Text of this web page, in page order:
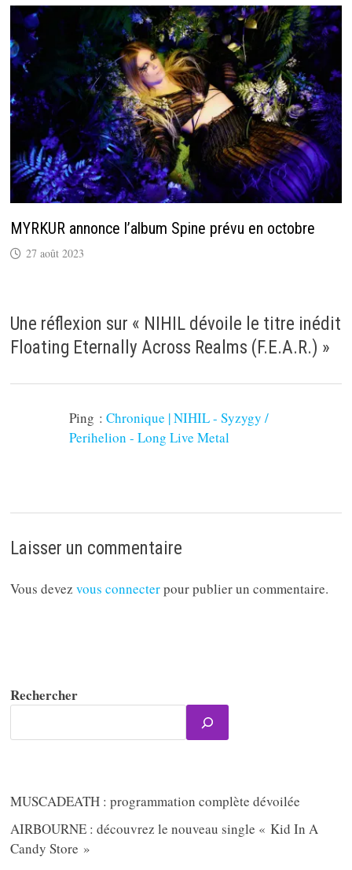
MYRKUR annonce l’album Spine prévu en octobre
27 août 2023
Une réflexion sur « NIHIL dévoile le titre inédit
Floating Eternally Across Realms (F.E.A.R.) »
Ping :Chronique | NIHIL - Syzygy /
Perihelion - Long Live Metal
Laisser un commentaire
Vous devezvous connecterpour publier un commentaire.
Rechercher
MUSCADEATH : programmation complète dévoilée
AIRBOURNE : découvrez le nouveau single « Kid In A
Candy Store »